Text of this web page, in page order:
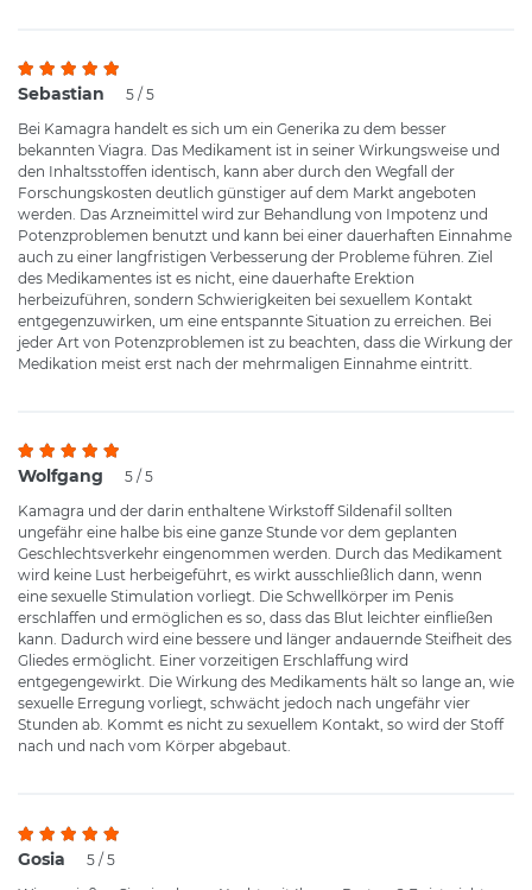
Sebastian
5 / 5
Bei Kamagra handelt es sich um ein Generika zu dem besser
bekannten Viagra. Das Medikament ist in seiner Wirkungsweise und
den Inhaltsstoffen identisch, kann aber durch den Wegfall der
Forschungskosten deutlich günstiger auf dem Markt angeboten
werden. Das Arzneimittel wird zur Behandlung von Impotenz und
Potenzproblemen benutzt und kann bei einer dauerhaften Einnahme
auch zu einer langfristigen Verbesserung der Probleme führen. Ziel
des Medikamentes ist es nicht, eine dauerhafte Erektion
herbeizuführen, sondern Schwierigkeiten bei sexuellem Kontakt
entgegenzuwirken, um eine entspannte Situation zu erreichen. Bei
jeder Art von Potenzproblemen ist zu beachten, dass die Wirkung der
Medikation meist erst nach der mehrmaligen Einnahme eintritt.
Wolfgang
5 / 5
Kamagra und der darin enthaltene Wirkstoff Sildenafil sollten
ungefähr eine halbe bis eine ganze Stunde vor dem geplanten
Geschlechtsverkehr eingenommen werden. Durch das Medikament
wird keine Lust herbeigeführt, es wirkt ausschließlich dann, wenn
eine sexuelle Stimulation vorliegt. Die Schwellkörper im Penis
erschlaffen und ermöglichen es so, dass das Blut leichter einfließen
kann. Dadurch wird eine bessere und länger andauernde Steifheit des
Gliedes ermöglicht. Einer vorzeitigen Erschlaffung wird
entgegengewirkt. Die Wirkung des Medikaments hält so lange an, wie
sexuelle Erregung vorliegt, schwächt jedoch nach ungefähr vier
Stunden ab. Kommt es nicht zu sexuellem Kontakt, so wird der Stoff
nach und nach vom Körper abgebaut.
Gosia
5 / 5